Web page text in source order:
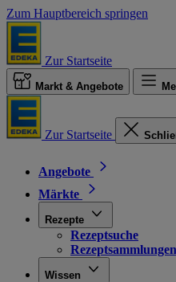
Zum Hauptbereich springen
Zur Startseite
Markt & Angebote
Zur Startseite
Angebote
Märkte
Rezepte
Rezeptsuche
Rezeptsammlungen
Wissen